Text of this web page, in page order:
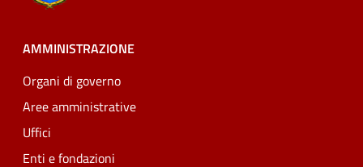
AMMINISTRAZIONE
Organi di governo
Aree amministrative
Uffici
Enti e fondazioni